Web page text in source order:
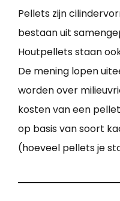
Pellets zijn
bestaan uit
Houtpellets staan
De mening lopen
worden over
kosten van een
op basis van soort
(hoeveel pellets je